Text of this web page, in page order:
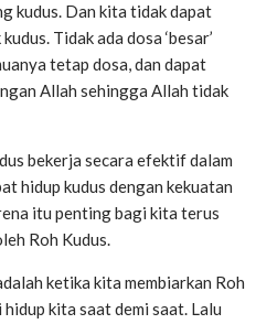
kudus. Dan kita tidak dapat
Tidak ada dosa ‘besar’
tetap dosa, dan dapat
Allah sehingga Allah tidak
bekerja secara efektif dalam
hidup kudus dengan kekuatan
itu penting bagi kita terus
Roh Kudus.
ketika kita membiarkan Roh
hidup kita saat demi saat. Lalu